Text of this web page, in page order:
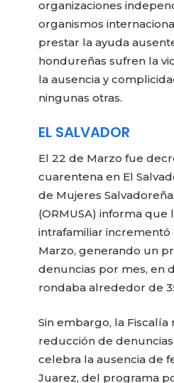
organizaciones
organismos
prestar la ayuda
hondureñas sufren la
la ausencia y
ningunas otras.
EL SALVADOR
El 22 de Marzo fue
cuarentena en El
de Mujeres
(ORMUSA) informa que
intrafamiliar incrementó
Marzo, generando un
denuncias por mes, en
rondaba alrededor de
Sin embargo, la
reducción de
celebra la ausencia de
Juarez, del programa